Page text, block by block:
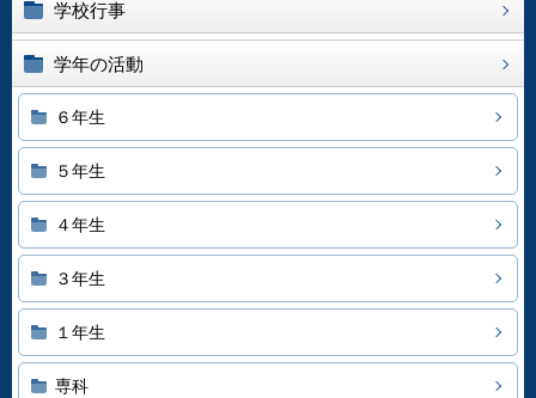
学校行事
学年の活動
６年生
５年生
４年生
３年生
１年生
専科